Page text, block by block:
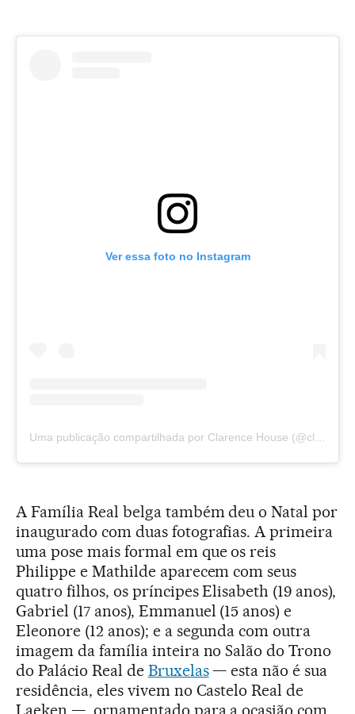
Ver essa foto no Instagram
A Família Real belga também deu o Natal por
inaugurado com duas fotografias. A primeira
uma pose mais formal em que os reis
Philippe e Mathilde aparecem com seus
quatro filhos, os príncipes Elisabeth (19 anos),
Gabriel (17 anos), Emmanuel (15 anos) e
Eleonore (12 anos); e a segunda com outra
imagem da família inteira no Salão do Trono
do Palácio Real de Bruxelas— esta não é sua
residência, eles vivem no Castelo Real de
Laeken —, ornamentado para a ocasião com